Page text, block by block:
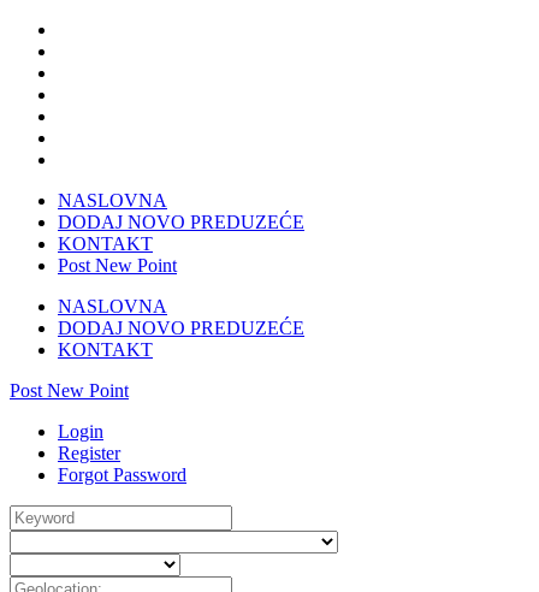
NASLOVNA
DODAJ NOVO PREDUZEĆE
KONTAKT
Post New Point
NASLOVNA
DODAJ NOVO PREDUZEĆE
KONTAKT
Post New Point
Login
Register
Forgot Password